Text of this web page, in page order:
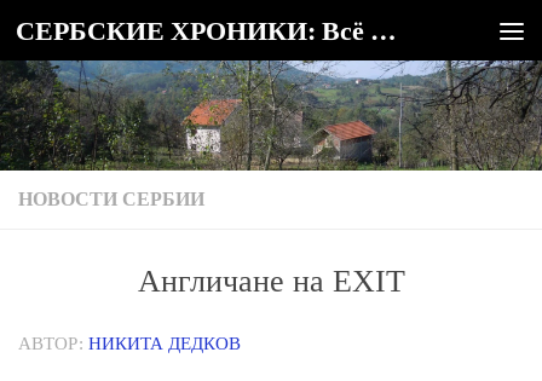
Под записью СЕРБСКИЕ ХРОНИКИ: Всё о Сербии
НОВОСТИ СЕРБИИ
Англичане на EXIT
АВТОР: НИКИТА ДЕДКОВ